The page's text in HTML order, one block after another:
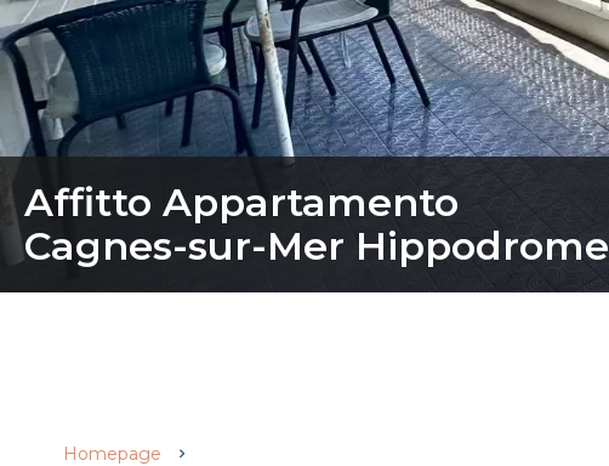
Affitto Appartamento
Cagnes-sur-Mer Hippodrome
Homepage